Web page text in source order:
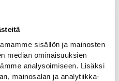
sisällön ja mainosten
median ominaisuuksien
analysoimiseen. Lisäksi
mainosalan ja analytiikka-
the library. The
Museum,
the summer, located
(address